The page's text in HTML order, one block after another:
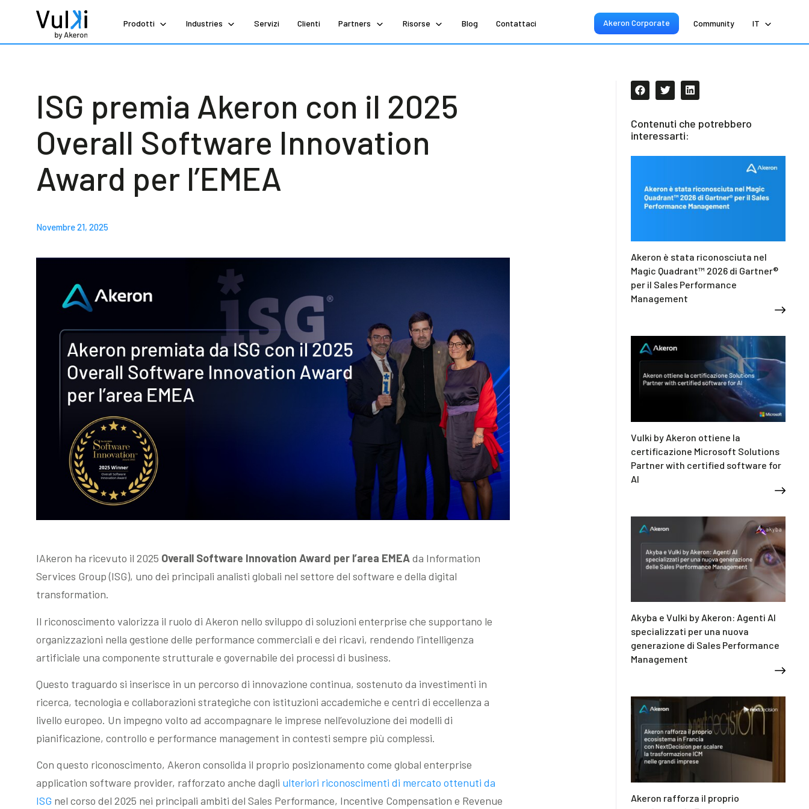
Prodotti Industries Servizi Clienti Partners Risorse Blog Contattaci Akeron Corporate Community IT
ISG premia Akeron con il 2025
Overall Software Innovation
Award per l’EMEA
Novembre 21, 2025
IAkeron ha ricevuto il 2025 Overall Software Innovation Award per l’area EMEAda Information
Services Group (ISG), uno dei principali analisti globali nel settore del software e della digital
transformation.
Il riconoscimento valorizza il ruolo di Akeron nello sviluppo di soluzioni enterprise che supportano le
organizzazioni nella gestione delle performance commerciali e dei ricavi, rendendo l’intelligenza
artificiale una componente strutturale e governabile dei processi di business.
Questo traguardo si inserisce in un percorso di innovazione continua, sostenuto da investimenti in
ricerca, tecnologia e collaborazioni strategiche con istituzioni accademiche e centri di eccellenza a
livello europeo. Un impegno volto ad accompagnare le imprese nell’evoluzione dei modelli di
pianificazione, controllo e performance management in contesti sempre più complessi.
Con questo riconoscimento, Akeron consolida il proprio posizionamento come global enterprise
application software provider, rafforzato anche dagli ulteriori riconoscimenti di mercato ottenuti da
ISG nel corso del 2025 nei principali ambiti del Sales Performance, Incentive Compensation e Revenue
Contenuti che potrebbero
interessarti:
Akeron è stata riconosciuta nel
Magic Quadrant™ 2026 di Gartner®
per il Sales Performance
Management
Vulki by Akeron ottiene la
certificazione Microsoft Solutions
Partner with certified software for
AI
Akyba e Vulki by Akeron: Agenti AI
specializzati per una nuova
generazione di Sales Performance
Management
Akeron rafforza il proprio